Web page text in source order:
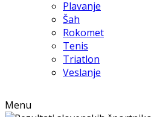
Plavanje
Šah
Rokomet
Tenis
Triatlon
Veslanje
Menu